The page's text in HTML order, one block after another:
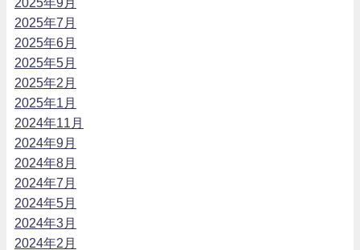
2025年7月
2025年6月
2025年5月
2025年2月
2025年1月
2024年11月
2024年9月
2024年8月
2024年7月
2024年5月
2024年3月
2024年2月